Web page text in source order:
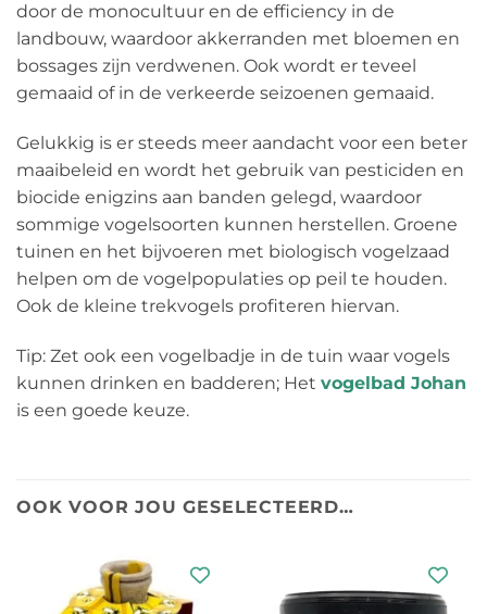
door de monocultuur en de efficiency in de
landbouw, waardoor akkerranden met bloemen en
bossages zijn verdwenen. Ook wordt er teveel
gemaaid of in de verkeerde seizoenen gemaaid.
Gelukkig is er steeds meer aandacht voor een beter
maaibeleid en wordt het gebruik van pesticiden en
biocide enigzins aan banden gelegd, waardoor
sommige vogelsoorten kunnen herstellen. Groene
tuinen en het bijvoeren met biologisch vogelzaad
helpen om de vogelpopulaties op peil te houden.
Ook de kleine trekvogels profiteren hiervan.
Tip: Zet ook een vogelbadje in de tuin waar vogels
kunnen drinken en badderen; Het vogelbad Johan
is een goede keuze.
OOK VOOR JOU GESELECTEERD…